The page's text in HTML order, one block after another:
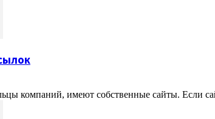
компаний, имеют собственные сайты. Если